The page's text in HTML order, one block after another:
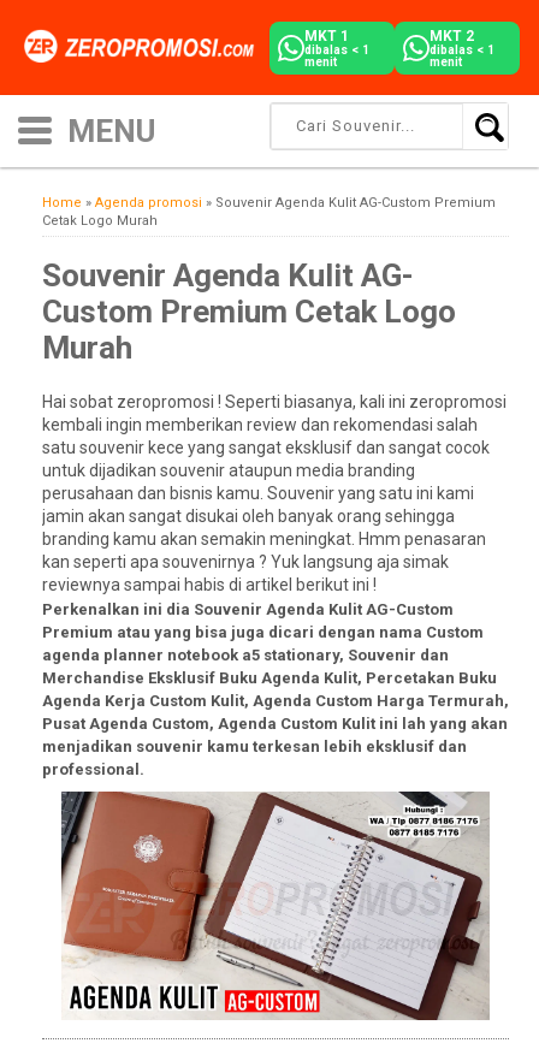
MKT 1
dibalas < 1
menit
MKT 2
dibalas < 1
menit
Home » Agenda promosi » Souvenir Agenda Kulit AG-Custom Premium
Cetak Logo Murah
Souvenir Agenda Kulit AG-
Custom Premium Cetak Logo
Murah
Hai sobat zeropromosi ! Seperti biasanya, kali ini zeropromosi
kembali ingin memberikan review dan rekomendasi salah
satu souvenir kece yang sangat eksklusif dan sangat cocok
untuk dijadikan souvenir ataupun media branding
perusahaan dan bisnis kamu. Souvenir yang satu ini kami
jamin akan sangat disukai oleh banyak orang sehingga
branding kamu akan semakin meningkat. Hmm penasaran
kan seperti apa souvenirnya ? Yuk langsung aja simak
reviewnya sampai habis di artikel berikut ini !
Perkenalkan ini dia Souvenir Agenda Kulit AG-Custom
Premium atau yang bisa juga dicari dengan nama Custom
agenda planner notebook a5 stationary, Souvenir dan
Merchandise Eksklusif Buku Agenda Kulit, Percetakan Buku
Agenda Kerja Custom Kulit, Agenda Custom Harga Termurah,
Pusat Agenda Custom, Agenda Custom Kulit ini lah yang akan
menjadikan souvenir kamu terkesan lebih eksklusif dan
professional.